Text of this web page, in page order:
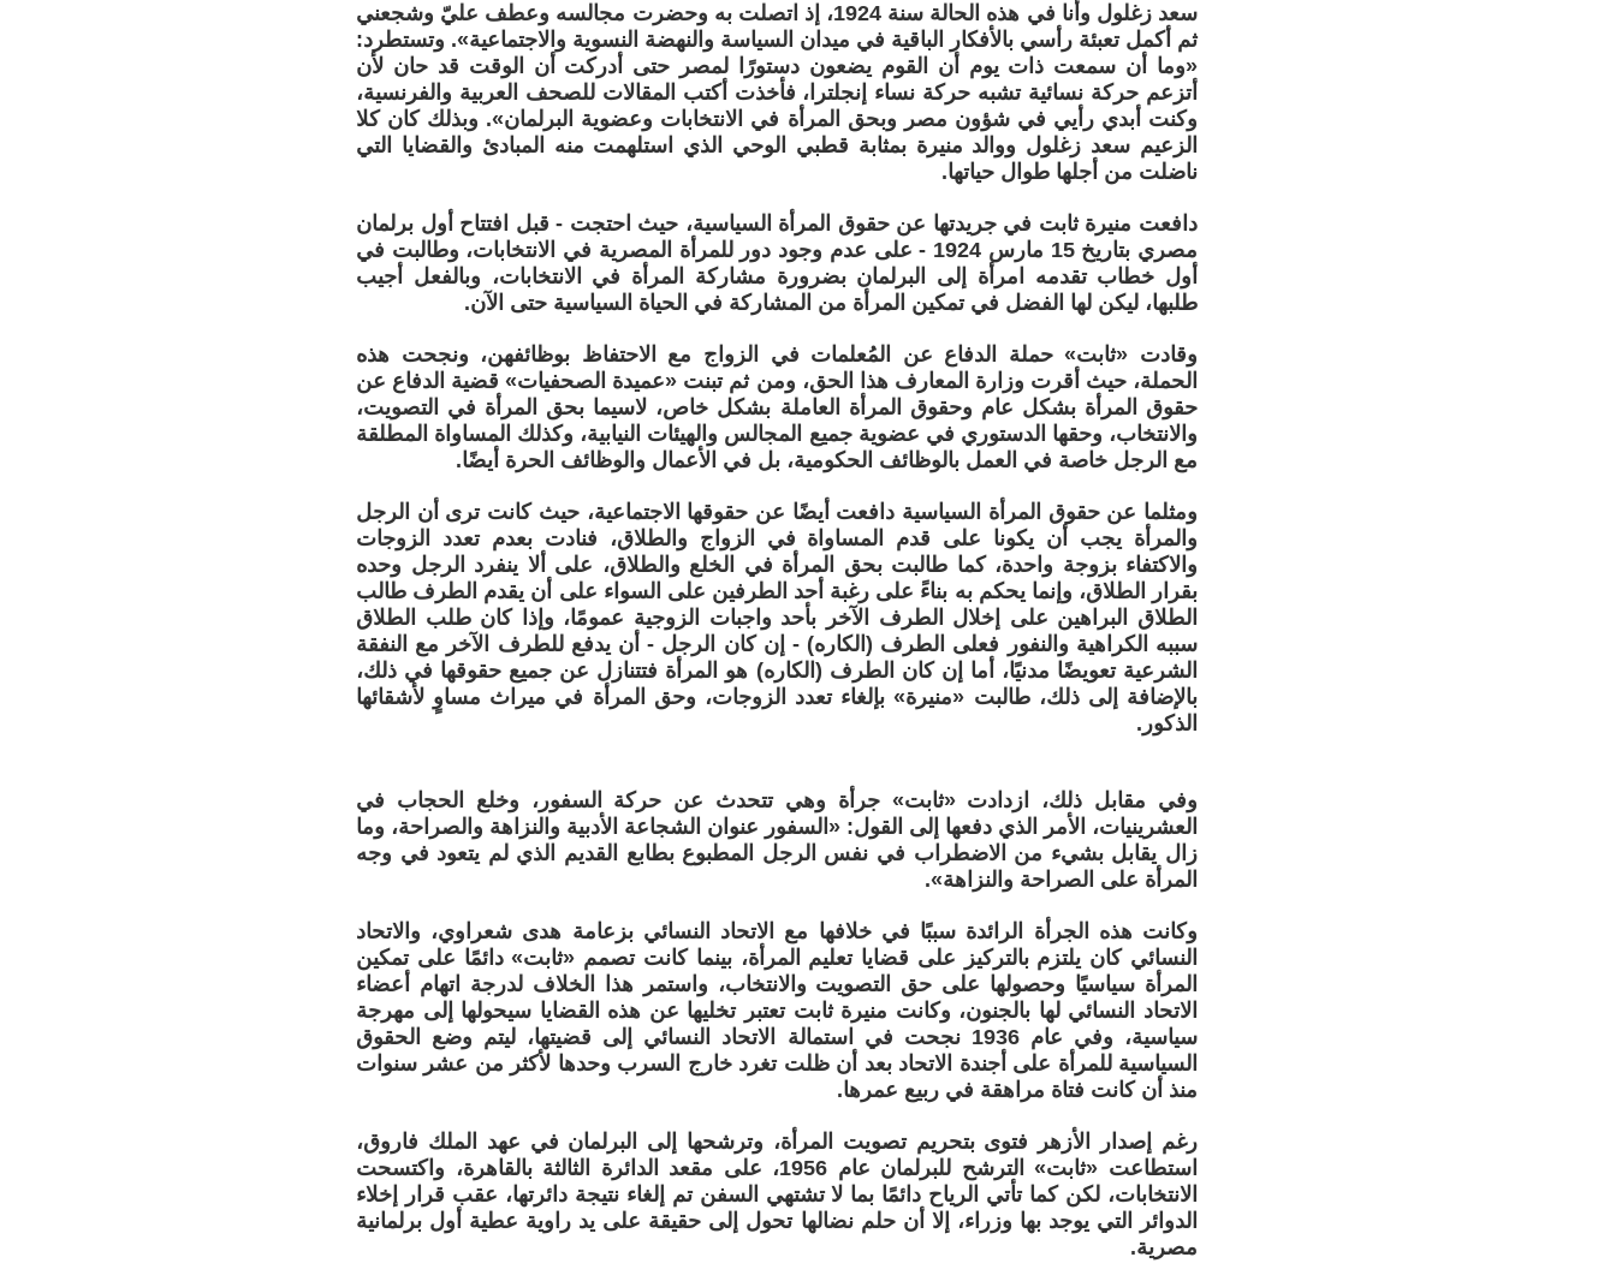
سعد زغلول وأنا في هذه الحالة سنة 1924، إذ اتصلت به وحضرت مجالسه وعطف عليّ وشجعني
ثم أكمل تعبئة رأسي بالأفكار الباقية في ميدان السياسة والنهضة النسوية والاجتماعية». وتستطرد:
«وما أن سمعت ذات يوم أن القوم يضعون دستورًا لمصر حتى أدركت أن الوقت قد حان لأن
أتزعم حركة نسائية تشبه حركة نساء إنجلترا، فأخذت أكتب المقالات للصحف العربية والفرنسية،
وكنت أبدي رأيي في شؤون مصر وبحق المرأة في الانتخابات وعضوية البرلمان». وبذلك كان كلا
الزعيم سعد زغلول ووالد منيرة بمثابة قطبي الوحي الذي استلهمت منه المبادئ والقضايا التي
ناضلت من أجلها طوال حياتها.
دافعت منيرة ثابت في جريدتها عن حقوق المرأة السياسية، حيث احتجت - قبل افتتاح أول برلمان
مصري بتاريخ 15 مارس 1924 - على عدم وجود دور للمرأة المصرية في الانتخابات، وطالبت في
أول خطاب تقدمه امرأة إلى البرلمان بضرورة مشاركة المرأة في الانتخابات، وبالفعل أجيب
طلبها، ليكن لها الفضل في تمكين المرأة من المشاركة في الحياة السياسية حتى الآن.
وقادت «ثابت» حملة الدفاع عن المُعلمات في الزواج مع الاحتفاظ بوظائفهن، ونجحت هذه
الحملة، حيث أقرت وزارة المعارف هذا الحق، ومن ثم تبنت «عميدة الصحفيات» قضية الدفاع عن
حقوق المرأة بشكل عام وحقوق المرأة العاملة بشكل خاص، لاسيما بحق المرأة في التصويت،
والانتخاب، وحقها الدستوري في عضوية جميع المجالس والهيئات النيابية، وكذلك المساواة المطلقة
مع الرجل خاصة في العمل بالوظائف الحكومية، بل في الأعمال والوظائف الحرة أيضًا.
ومثلما عن حقوق المرأة السياسية دافعت أيضًا عن حقوقها الاجتماعية، حيث كانت ترى أن الرجل
والمرأة يجب أن يكونا على قدم المساواة في الزواج والطلاق، فنادت بعدم تعدد الزوجات
والاكتفاء بزوجة واحدة، كما طالبت بحق المرأة في الخلع والطلاق، على ألا ينفرد الرجل وحده
بقرار الطلاق، وإنما يحكم به بناءً على رغبة أحد الطرفين على السواء على أن يقدم الطرف طالب
الطلاق البراهين على إخلال الطرف الآخر بأحد واجبات الزوجية عمومًا، وإذا كان طلب الطلاق
سببه الكراهية والنفور فعلى الطرف (الكاره) - إن كان الرجل - أن يدفع للطرف الآخر مع النفقة
الشرعية تعويضًا مدنيًا، أما إن كان الطرف (الكاره) هو المرأة فتتنازل عن جميع حقوقها في ذلك،
بالإضافة إلى ذلك، طالبت «منيرة» بإلغاء تعدد الزوجات، وحق المرأة في ميراث مساوٍ لأشقائها
الذكور.
وفي مقابل ذلك، ازدادت «ثابت» جرأة وهي تتحدث عن حركة السفور، وخلع الحجاب في
العشرينيات، الأمر الذي دفعها إلى القول: «السفور عنوان الشجاعة الأدبية والنزاهة والصراحة، وما
زال يقابل بشيء من الاضطراب في نفس الرجل المطبوع بطابع القديم الذي لم يتعود في وجه
المرأة على الصراحة والنزاهة».
وكانت هذه الجرأة الرائدة سببًا في خلافها مع الاتحاد النسائي بزعامة هدى شعراوي، والاتحاد
النسائي كان يلتزم بالتركيز على قضايا تعليم المرأة، بينما كانت تصمم «ثابت» دائمًا على تمكين
المرأة سياسيًا وحصولها على حق التصويت والانتخاب، واستمر هذا الخلاف لدرجة اتهام أعضاء
الاتحاد النسائي لها بالجنون، وكانت منيرة ثابت تعتبر تخليها عن هذه القضايا سيحولها إلى مهرجة
سياسية، وفي عام 1936 نجحت في استمالة الاتحاد النسائي إلى قضيتها، ليتم وضع الحقوق
السياسية للمرأة على أجندة الاتحاد بعد أن ظلت تغرد خارج السرب وحدها لأكثر من عشر سنوات
منذ أن كانت فتاة مراهقة في ربيع عمرها.
رغم إصدار الأزهر فتوى بتحريم تصويت المرأة، وترشحها إلى البرلمان في عهد الملك فاروق،
استطاعت «ثابت» الترشح للبرلمان عام 1956، على مقعد الدائرة الثالثة بالقاهرة، واكتسحت
الانتخابات، لكن كما تأتي الرياح دائمًا بما لا تشتهي السفن تم إلغاء نتيجة دائرتها، عقب قرار إخلاء
الدوائر التي يوجد بها وزراء، إلا أن حلم نضالها تحول إلى حقيقة على يد راوية عطية أول برلمانية
مصرية.